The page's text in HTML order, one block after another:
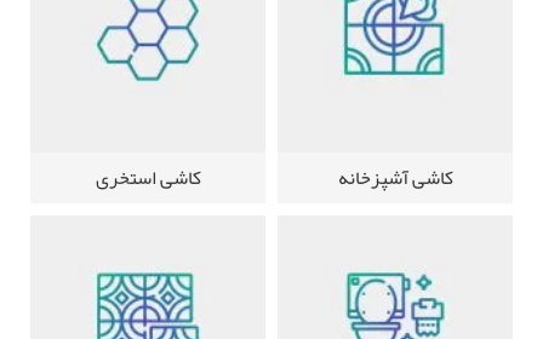
کاشی آشپزخانه کاشی استخری